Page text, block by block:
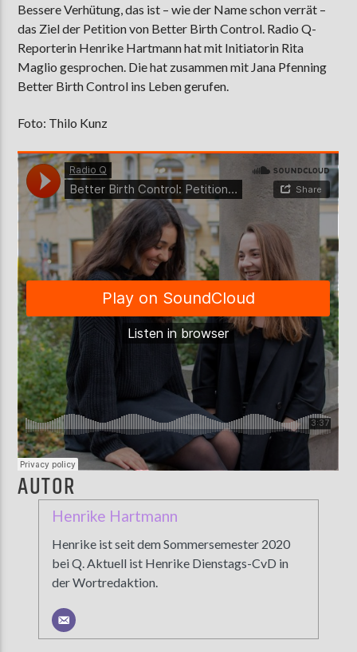
AKTUELLE SENDUNG
COFFEESHOP
09:00 12:00
ZU HÖREN INMünster
Bessere Verhütung, das ist – wie der Name schon verrät –
das Ziel der Petition von Better Birth Control. Radio Q-
Reporterin Henrike Hartmann hat mit Initiatorin Rita
Maglio gesprochen. Die hat zusammen mit Jana Pfenning
Better Birth Control ins Leben gerufen.
Foto: Thilo Kunz
AUTOR
Henrike Hartmann
Henrike ist seit dem Sommersemester 2020
bei Q. Aktuell ist Henrike Dienstags-CvD in
der Wortredaktion.